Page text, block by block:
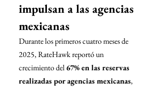
impulsan a las agencias
mexicanas
Durante los primeros cuatro meses de
2025, RateHawk reportó un
crecimiento del 67% en las reservas
realizadas por agencias mexicanas,